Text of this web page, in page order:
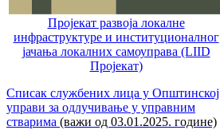
Пројекат развоја локалне
инфраструктуре и институционалног
јачања локалних самоуправa (LIID
Пројекат)
Списак службених лица у Општинској
управи за одлучивање у управним
стварима (важи од 03.01.2025. године)